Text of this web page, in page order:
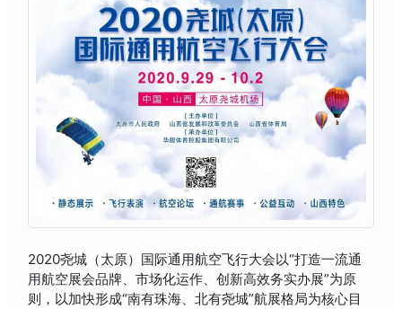
2020尧城（太原）国际通用航空飞行大会以“打造一流通
用航空展会品牌、市场化运作、创新高效务实办展”为原
则，以加快形成“南有珠海、北有尧城”航展格局为核心目